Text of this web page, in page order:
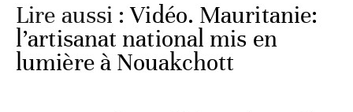
Lire aussi :Vidéo. Mauritanie:
l’artisanat national mis en
lumière à Nouakchott